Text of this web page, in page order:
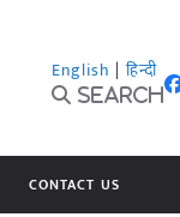
English | हिन्दी
Search
CONTACT US